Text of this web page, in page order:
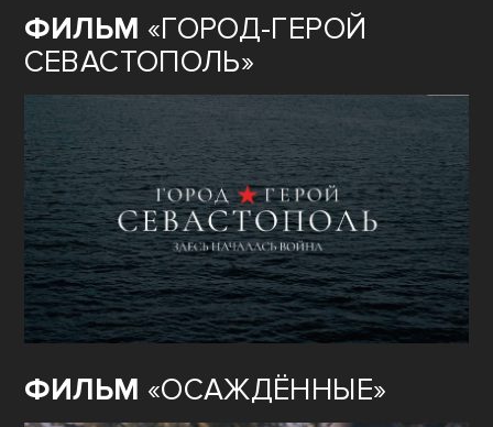
ФИЛЬМ «ГОРОД-ГЕРОЙ
СЕВАСТОПОЛЬ»
ФИЛЬМ «ОСАЖДЁННЫЕ»